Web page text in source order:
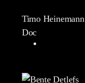
Timo Heinemann
Doc